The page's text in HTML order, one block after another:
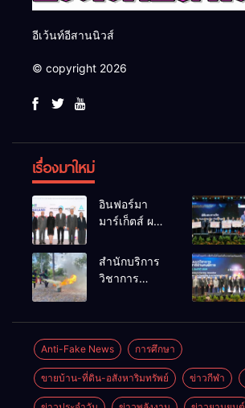
อีเว้นท์อีสานนิวส์
© copyright 2026
เรื่องมาใหม่
อินฟอร์มา
มาร์เก็ตส์ ผนึก
ธุรกิจท่อง
เที่ยว-บริการ
Thailand
2026 เชื่อม 4
งานใหญ่
สร้างโอกาส
ธุรกิจครบ
สำนักบริการ
วิชาการ
เพลิงขั้นต้น”
ยกระดับ
ศักยภาพเจ้า
หน้าที่ท้องถิ่น
Anti-Fake News การศึกษา
ขายบ้าน-ที่ดิน-อสังหาริมทรัพย์ ข่าวกีฬา